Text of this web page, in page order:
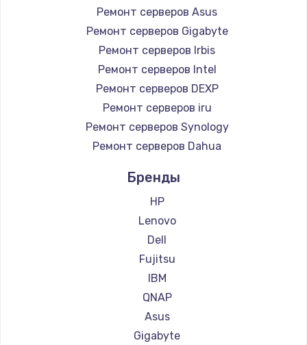
2750 руб.
Заказать
Замена контроллера питания
1490 руб.
Заказать
Замена тачпада
1745 руб.
Заказать
890 руб.
Заказать
1760 руб.
Ремонт серверов Asus
Ремонт серверов Gigabyte
Ремонт серверов Irbis
Ремонт серверов Intel
Ремонт серверов DEXP
Ремонт серверов iru
Ремонт серверов Synology
Ремонт серверов Dahua
Бренды
HP
Lenovo
Dell
Fujitsu
IBM
QNAP
Asus
Gigabyte